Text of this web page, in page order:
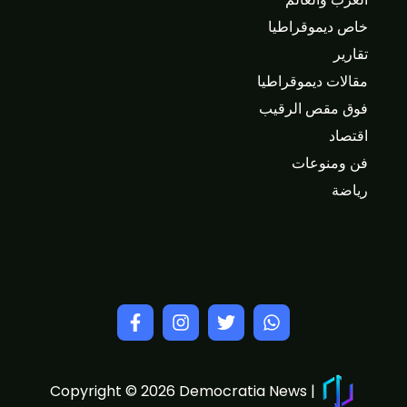
خاص ديموقراطيا
تقارير
مقالات ديموقراطيا
فوق مقص الرقيب
اقتصاد
فن ومنوعات
رياضة